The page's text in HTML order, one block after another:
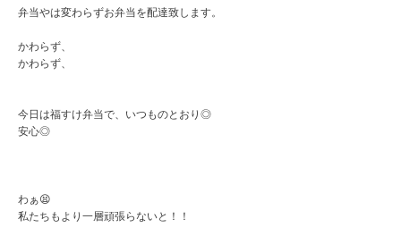
弁当やは変わらずお弁当を配達致します。
かわらず、
かわらず、
今日は福すけ弁当で、いつものとおり◎
安心◎
わぁ😫
私たちもより一層頑張らないと！！